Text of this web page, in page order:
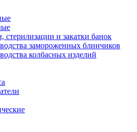
стерилизации и закатки банок
замороженных блинчиков
колбасных изделий